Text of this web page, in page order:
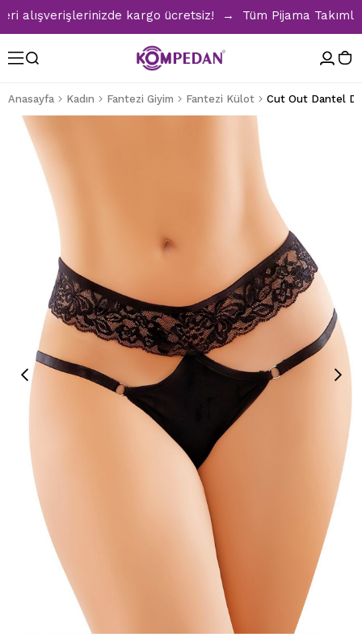
kargo ücretsiz! → Tüm Pijama
Anasayfa Kadın Fantezi Giyim Fantezi Külot Cut Out Dantel